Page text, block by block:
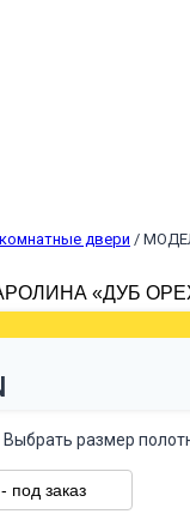
двери /
«ДУБ
Выбрать размер
под заказ